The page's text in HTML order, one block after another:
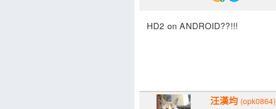
HD2 on ANDROID??!!!
汪漢均 (opk0864)